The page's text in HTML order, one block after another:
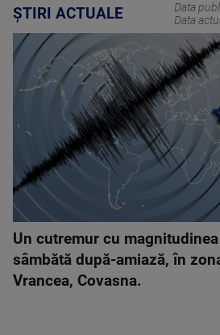
ȘTIRI ACTUALE Data
Data
Un cutremur cu
sâmbătă după-amiază, în
Vrancea, Covasna.